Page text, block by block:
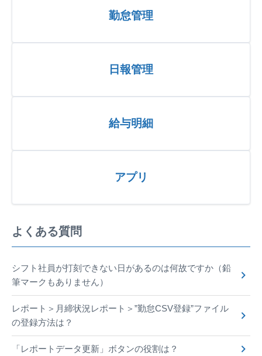
勤怠管理
日報管理
給与明細
アプリ
よくある質問
シフト社員が打刻できない日があるのは何故ですか（鉛
筆マークもありません）
レポート＞月締状況レポート＞”勤怠CSV登録”ファイル
の登録方法は？
「レポートデータ更新」ボタンの役割は？